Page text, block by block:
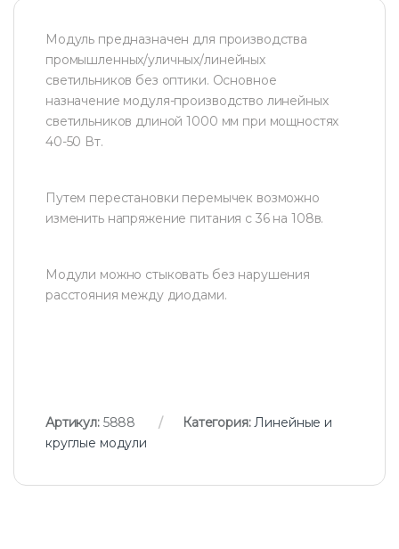
Модуль предназначен для производства
промышленных/уличных/линейных
светильников без оптики. Основное
назначение модуля-производство линейных
светильников длиной 1000 мм при мощностях
40-50 Вт.
Путем перестановки перемычек возможно
изменить напряжение питания с 36 на 108в.
Модули можно стыковать без нарушения
расстояния между диодами.
Артикул: 5888 Категория:Линейные и
круглые модули